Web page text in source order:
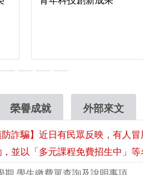
榮譽成就 外部來文